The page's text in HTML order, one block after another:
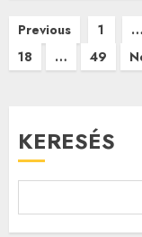
lapozása
Previous 1 …
18
… 49
KERESÉS